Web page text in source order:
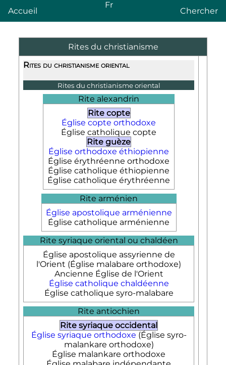
Accueil
Fr
Chercher
Rites du christianisme
Rites du christianisme oriental
Rites du christianisme oriental
Rite alexandrin
Rite copte
Église copte orthodoxe
Église catholique copte
Rite guèze
Église orthodoxe éthiopienne
Église érythréenne orthodoxe
Église catholique éthiopienne
Église catholique érythréenne
Rite arménien
Église apostolique arménienne
Église catholique arménienne
Rite syriaque oriental ou chaldéen
Église apostolique assyrienne de
l'Orient (Église malabare orthodoxe)
Ancienne Église de l'Orient
Église catholique chaldéenne
Église catholique syro-malabare
Rite antiochien
Rite syriaque occidental
Église syriaque orthodoxe (Église syro-
malankare orthodoxe)
Église malankare orthodoxe